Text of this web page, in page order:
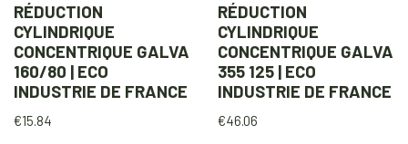
RÉDUCTION
CYLINDRIQUE
CONCENTRIQUE GALVA
160/80 | ECO
INDUSTRIE DE FRANCE
€15.84
RÉDUCTION
CYLINDRIQUE
CONCENTRIQUE GALVA
355 125 | ECO
INDUSTRIE DE FRANCE
€46.06